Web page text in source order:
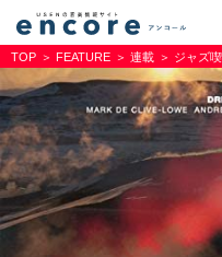
TOP FEATURE 連載 ジャズ